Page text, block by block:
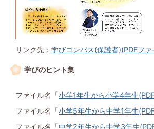
リンク先： 学びコンパス(保護者)(PDFフ
学びのヒント集
ファイル名「小学1年生から小学4年生
ファイル名「小学5年生から中学1年生
ファイル名「中学2年生から中学3年生